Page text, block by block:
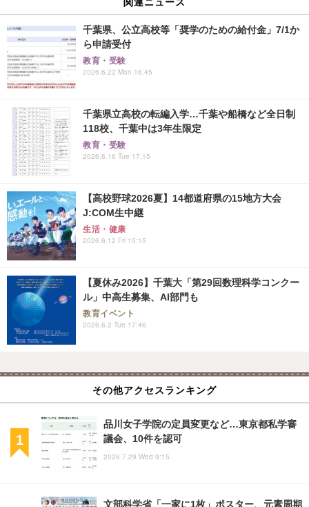
千葉県、公立高校等「奨学のための給付金」7/1か
ら申請受付
教育・受験
2026.6.22 Mon 16:45
千葉県立高校の転編入学…千葉や船橋など全日制
118校、千葉中は3年生限定
教育・受験
2026.6.16 Tue 17:15
【高校野球2026夏】14都道府県の15地方大会
J:COM生中継
生活・健康
2026.6.12 Fri 15:15
【夏休み2026】千葉大「第29回数理科学コンクー
ル」中高生募集、AI部門も
教育イベント
2026.6.2 Tue 17:46
その他アクセスランキング
品川女子学院の定員変更など…東京都私学審
議会、10件を認可
2026.7.29 Wed 9:15
文部科学省「一家に1枚」ポスター、元素周期